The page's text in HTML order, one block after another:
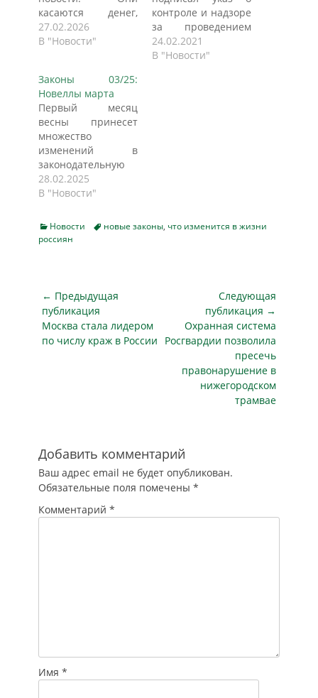
касаются денег,
безопасности и
даже языка, на
Спойлер: в
основном в лучшую
сторону.
Разбираемся по
порядку.
Коммуналка:
платить будем
позже, но это не всё
Самое приятное
тех, у кого зарплата
приходит после 10-
27.02.2026
В "Новости"
контроле и надзоре
за проведением
техосмотра
транспортных
проведением
прописывается
участие инспекции
в техническом
автобусов…
24.02.2021
В "Новости"
Законы 03/25:
Новеллы марта
Первый месяц
весны принесет
множество
изменений в
законодательную
сферу. Так,
россияне смогут
запрет на
получение
трудовые договоры
электронно, а за
своевременной и
полной выплатой
зарплат будут
все доходы
иноагентов
зачислят на
специальный
рублевый счет, а
медики…
28.02.2025
В "Новости"
Categories
Новости Tagsновые законы, что изменится в жизни
россиян
Навигация
по
записям
← Предыдущая
публикация
Предыдущая
публикация
Москва стала лидером
по числу краж в России
Следующая
публикация →
Следующая
публикация
Охранная система
Росгвардии позволила
пресечь
правонарушение в
нижегородском
трамвае
Добавить комментарий
Ваш адрес email не будет опубликован.
Обязательные поля помечены *
Комментарий *
Имя *